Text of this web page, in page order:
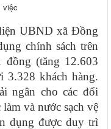
việc
UBND xã Đồng
chính sách trên
đồng (tăng 12.603
3.328 khách hàng.
ngân cho các đối
và nước sạch vệ
dụng được duy trì